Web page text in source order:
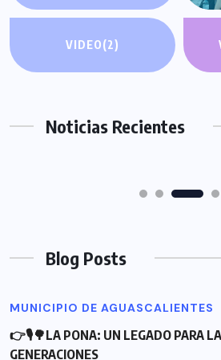
VIDEO(2)
Noticias Recientes
👉🎙REFUERZA LEO
SINERGIA CON VECINOS
MORELOS AL
JULIO 30, 2026
👉🎙INTENSIFICA
AGUASCALIENTES
CAIMANES POR
JULIO 29, 2026
Blog Posts
MUNICIPIO DE AGUASCALIENTES
👉🎙🌳LA PONA: UN LEGADO PARA
GENERACIONES